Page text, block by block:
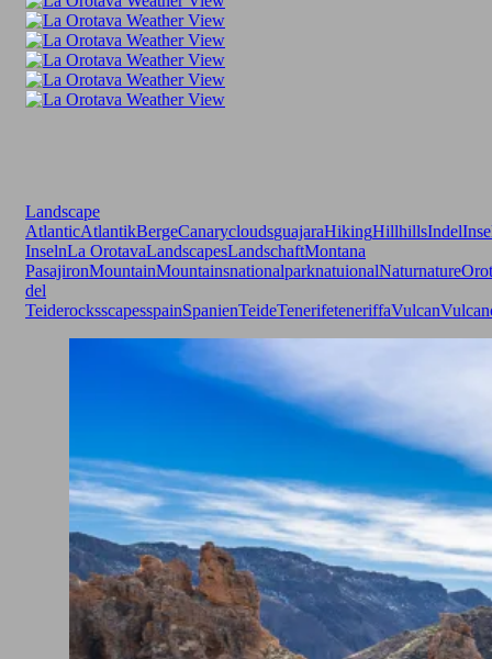
Landscape
AtlanticAtlantikBergeCanarycloudsguajaraHikingHillhillsIndel
InselnLa OrotavaLandscapesLandschaftMontana
PasajironMountainMountainsnationalparknatuionalNaturnature
del
TeiderocksscapesspainSpanienTeideTenerifeteneriffaVulcan